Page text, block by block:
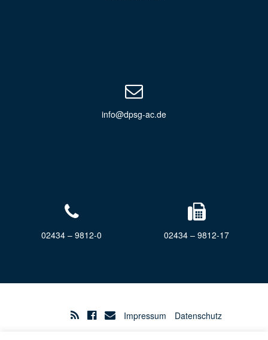
info@dpsg-ac.de
02434 – 9812-0 02434 – 9812-17
Impressum Datenschutz